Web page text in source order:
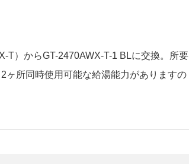
T）からGT-2470AWX-T-1 BLに交換。所要
ヶ所同時使用可能な給湯能力がありますの